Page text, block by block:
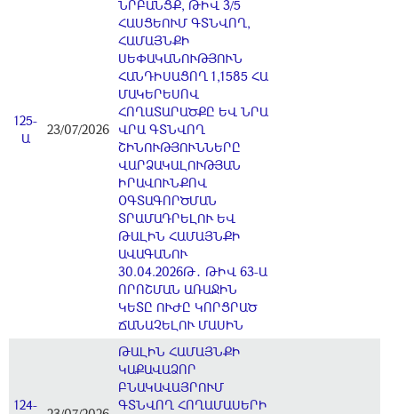
125-
Ա
23/07/2026
ՆՐԲԱՆՑՔ, ԹԻՎ 3/5
ՀԱՍՑԵՈՒՄ ԳՏՆՎՈՂ,
ՀԱՄԱՅՆՔԻ
ՍԵՓԱԿԱՆՈՒԹՅՈՒՆ
ՀԱՆԴԻՍԱՑՈՂ 1,1585 ՀԱ
ՄԱԿԵՐԵՍՈՎ
ՀՈՂԱՏԱՐԱԾՔԸ ԵՎ ՆՐԱ
ՎՐԱ ԳՏՆՎՈՂ
ՇԻՆՈՒԹՅՈՒՆՆԵՐԸ
ՎԱՐՁԱԿԱԼՈՒԹՅԱՆ
ԻՐԱՎՈՒՆՔՈՎ
ՕԳՏԱԳՈՐԾՄԱՆ
ՏՐԱՄԱԴՐԵԼՈՒ ԵՎ
ԹԱԼԻՆ ՀԱՄԱՅՆՔԻ
ԱՎԱԳԱՆՈՒ
30.04.2026Թ․ ԹԻՎ 63-Ա
ՈՐՈՇՄԱՆ ԱՌԱՋԻՆ
ԿԵՏԸ ՈՒԺԸ ԿՈՐՑՐԱԾ
ՃԱՆԱՉԵԼՈՒ ՄԱՍԻՆ
124-
ԹԱԼԻՆ ՀԱՄԱՅՆՔԻ
ԿԱՔԱՎԱՁՈՐ
ԲՆԱԿԱՎԱՅՐՈՒՄ
ԳՏՆՎՈՂ ՀՈՂԱՄԱՍԵՐԻ